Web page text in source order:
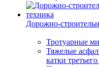
Дорожно-
Тротуарные
Тяжелые
катки